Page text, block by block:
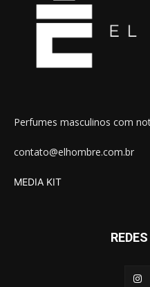
Perfumes masculinos com
contato@elhombre.com.br
MEDIA KIT